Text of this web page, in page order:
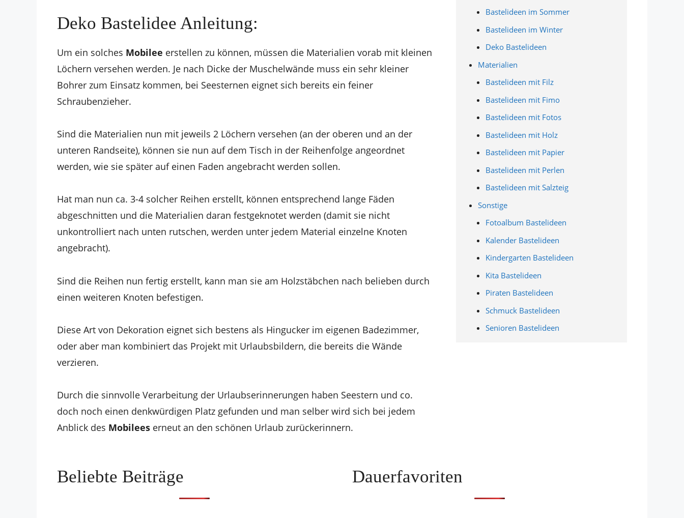
Deko Bastelidee Anleitung:
Um ein solches Mobilee erstellen zu können, müssen die Materialien vorab mit kleinen
Löchern versehen werden. Je nach Dicke der Muschelwände muss ein sehr kleiner
Bohrer zum Einsatz kommen, bei Seesternen eignet sich bereits ein feiner
Schraubenzieher.
Sind die Materialien nun mit jeweils 2 Löchern versehen (an der oberen und an der
unteren Randseite), können sie nun auf dem Tisch in der Reihenfolge angeordnet
werden, wie sie später auf einen Faden angebracht werden sollen.
Hat man nun ca. 3-4 solcher Reihen erstellt, können entsprechend lange Fäden
abgeschnitten und die Materialien daran festgeknotet werden (damit sie nicht
unkontrolliert nach unten rutschen, werden unter jedem Material einzelne Knoten
angebracht).
Sind die Reihen nun fertig erstellt, kann man sie am Holzstäbchen nach belieben durch
einen weiteren Knoten befestigen.
Diese Art von Dekoration eignet sich bestens als Hingucker im eigenen Badezimmer,
oder aber man kombiniert das Projekt mit Urlaubsbildern, die bereits die Wände
verzieren.
Durch die sinnvolle Verarbeitung der Urlaubserinnerungen haben Seestern und co.
doch noch einen denkwürdigen Platz gefunden und man selber wird sich bei jedem
Anblick des Mobilees erneut an den schönen Urlaub zurückerinnern.
Bastelideen im Sommer
Bastelideen im Winter
Deko Bastelideen
Materialien
Bastelideen mit Filz
Bastelideen mit Fimo
Bastelideen mit Fotos
Bastelideen mit Holz
Bastelideen mit Papier
Bastelideen mit Perlen
Bastelideen mit Salzteig
Sonstige
Fotoalbum Bastelideen
Kalender Bastelideen
Kindergarten Bastelideen
Kita Bastelideen
Piraten Bastelideen
Schmuck Bastelideen
Senioren Bastelideen
Beliebte Beiträge Dauerfavoriten